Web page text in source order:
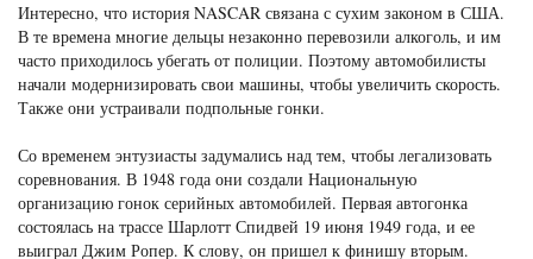
Интересно, что история NASCAR связана с сухим законом в США.
В те времена многие дельцы незаконно перевозили алкоголь, и им
часто приходилось убегать от полиции. Поэтому автомобилисты
начали модернизировать свои машины, чтобы увеличить скорость.
Также они устраивали подпольные гонки.
Со временем энтузиасты задумались над тем, чтобы легализовать
соревнования. В 1948 года они создали Национальную
организацию гонок серийных автомобилей. Первая автогонка
состоялась на трассе Шарлотт Спидвей 19 июня 1949 года, и ее
выиграл Джим Ропер. К слову, он пришел к финишу вторым.